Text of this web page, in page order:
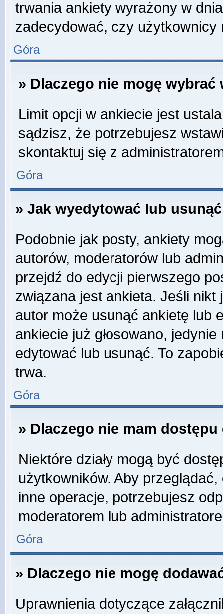
trwania ankiety wyrażony w
zadecydować, czy użytkownicy
Góra
» Dlaczego nie mogę wybrać
Limit opcji w ankiecie jest
sądzisz, że potrzebujesz
skontaktuj się z
Góra
» Jak wyedytować lub
Podobnie jak posty, ankiety
autorów, moderatorów lub
przejdź do edycji pierwszego
związana jest ankieta. Jeśli nikt
autor może usunąć ankietę lub
ankiecie już głosowano,
edytować lub usunąć. To
trwa.
Góra
» Dlaczego nie mam dostępu
Niektóre działy mogą być
użytkowników. Aby
inne operacje, potrzebujesz
moderatorem lub
Góra
» Dlaczego nie mogę
Uprawnienia dotyczące